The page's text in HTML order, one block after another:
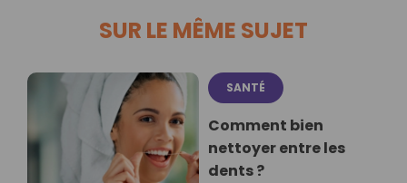
SUR LE MÊME SUJET
SANTÉ
Comment bien
nettoyer entre les
dents ?